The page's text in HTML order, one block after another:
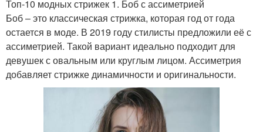
Топ-10 модных стрижек 1. Боб с ассиметрией
Боб – это классическая стрижка, которая год от года
остается в моде. В 2019 году стилисты предложили её с
ассиметрией. Такой вариант идеально подходит для
девушек с овальным или круглым лицом. Ассиметрия
добавляет стрижке динамичности и оригинальности.